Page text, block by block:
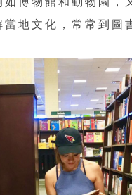
當地文化，常常到圖